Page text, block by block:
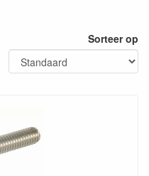
Sorteer op